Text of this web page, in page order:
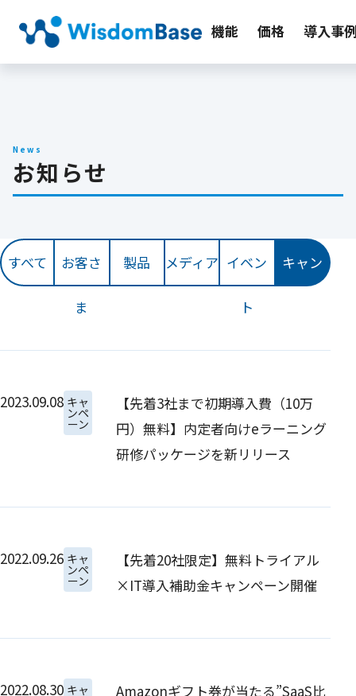
機能 価格 導入事
News
お知らせ
すべて お客さ
ま
製品 メディア イベン
ト
キャン
2023.09.08 キャ
ンペ
ーン
【先着3社まで初期導入費（10万
円）無料】内定者向けeラーニング
研修パッケージを新リリース
2022.09.26 キャ
ンペ
ーン
【先着20社限定】無料トライアル
×IT導入補助金キャンペーン開催
2022.08.30 キャ
Amazonギフト券が当たる”SaaS比